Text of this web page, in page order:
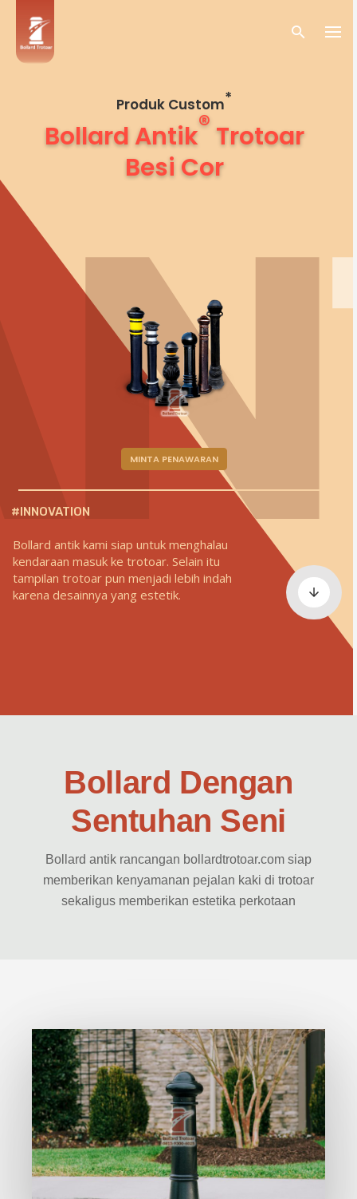
content
Bollard Antik® Trotoar
Besi Cor
Produk Custom*
#INNOVATION
Bollard antik kami siap untuk menghalau
kendaraan masuk ke trotoar. Selain itu
tampilan trotoar pun menjadi lebih indah
karena desainnya yang estetik.
MINTA PENAWARAN
Bollard Dengan
Sentuhan Seni
Bollard antik rancangan bollardtrotoar.com siap
memberikan kenyamanan pejalan kaki di trotoar
sekaligus memberikan estetika perkotaan